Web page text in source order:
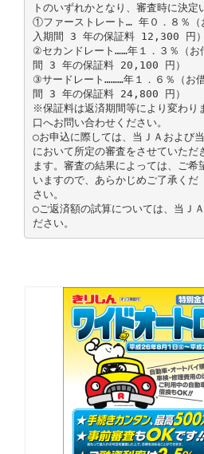
トのいずれかとなり、審査時に決定
①ファーストレート… 年０．８％
入期間 3 年の保証料 12,300 円）
②セカンドレート……年１．３％（
間 3 年の保証料 20,100 円）
③サードレート………年１．６％（お
間 3 年の保証料 24,800 円）
※保証料は返済期間等により変わり
口へお問い合わせください。
○お申込に際しては、当ＪＡおよび
において所定の審査をさせていただ
ます。審査の結果によっては、ご希
いますので、あらかじめご了承くだ
さい。
○ご返済額の試算については、当Ｊ